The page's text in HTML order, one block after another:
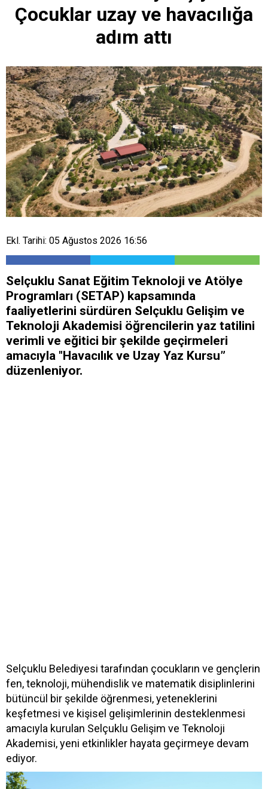
Çocuklar uzay ve havacılığa
adım attı
Ekl. Tarihi: 05 Ağustos 2026 16:56
Selçuklu Sanat Eğitim Teknoloji ve Atölye
Programları (SETAP) kapsamında
faaliyetlerini sürdüren Selçuklu Gelişim ve
Teknoloji Akademisi öğrencilerin yaz tatilini
verimli ve eğitici bir şekilde geçirmeleri
amacıyla "Havacılık ve Uzay Yaz Kursu”
düzenleniyor.
Selçuklu Belediyesi tarafından çocukların ve gençlerin
fen, teknoloji, mühendislik ve matematik disiplinlerini
bütüncül bir şekilde öğrenmesi, yeteneklerini
keşfetmesi ve kişisel gelişimlerinin desteklenmesi
amacıyla kurulan Selçuklu Gelişim ve Teknoloji
Akademisi, yeni etkinlikler hayata geçirmeye devam
ediyor.